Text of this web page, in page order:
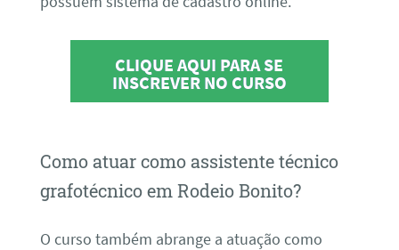
CLIQUE AQUI PARA SE
INSCREVER NO CURSO
Como atuar como assistente técnico
grafotécnico em Rodeio Bonito?
O curso também abrange a atuação como